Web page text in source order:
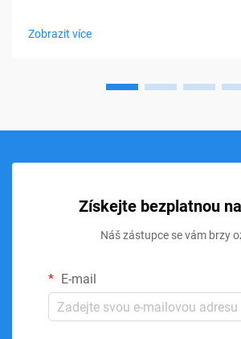
Zobrazit více
Získejte bezplatnou
Náš zástupce se vám brzy
E-mail